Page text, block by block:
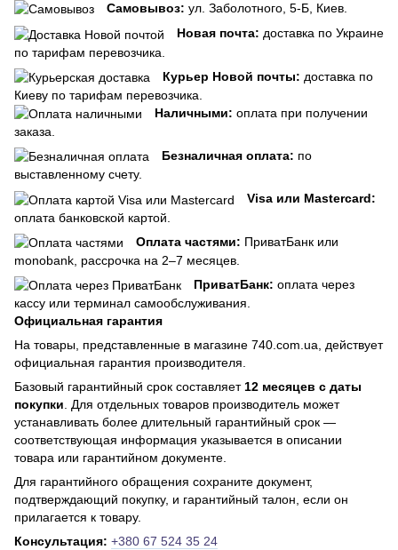
Самовывоз: ул. Заболотного, 5-Б, Киев.
Новая почта: доставка по Украине
по тарифам перевозчика.
Курьер Новой почты: доставка по
Киеву по тарифам перевозчика.
Наличными: оплата при получении
заказа.
Безналичная оплата: по
выставленному счету.
Visa или Mastercard:
оплата банковской картой.
Оплата частями: ПриватБанк или
monobank, рассрочка на 2–7 месяцев.
ПриватБанк: оплата через
кассу или терминал самообслуживания.
Официальная гарантия
На товары, представленные в магазине 740.com.ua, действует
официальная гарантия производителя.
Базовый гарантийный срок составляет12 месяцев с даты
покупки. Для отдельных товаров производитель может
устанавливать более длительный гарантийный срок —
соответствующая информация указывается в описании
товара или гарантийном документе.
Для гарантийного обращения сохраните документ,
подтверждающий покупку, и гарантийный талон, если он
прилагается к товару.
Консультация: +380 67 524 35 24